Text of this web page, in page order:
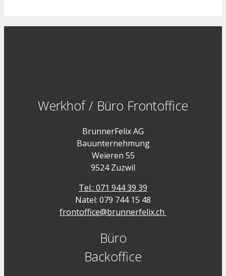
Werkhof / Büro Frontoffice
BrunnerFelix AG
Bauunternehmung
Weieren 55
9524 Zuzwil
Tel.: 071 944 39 39
Natel: 079 744 15 48
frontoffice@brunnerfelix.ch
Büro
Backoffice